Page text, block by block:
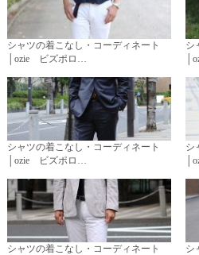
シャツの着こなし・コーディネート
│ozie ビズポロ…
シ
シャツの着こなし・コーディネート
│ozie ビズポロ…
シ
シャツの着こなし・コーディネート
シ